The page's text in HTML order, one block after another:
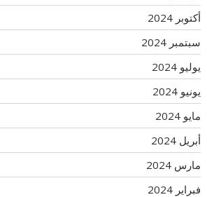
أكتوبر 2024
سبتمبر 2024
يوليو 2024
يونيو 2024
مايو 2024
أبريل 2024
مارس 2024
فبراير 2024